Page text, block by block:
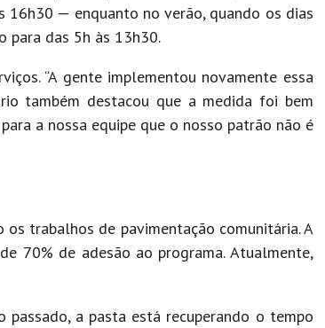
— enquanto no verão, quando os dias
para das 5h às 13h30.
“A gente implementou novamente essa
também destacou que a medida foi bem
a nossa equipe que o nosso patrão não é
trabalhos de pavimentação comunitária. A
70% de adesão ao programa. Atualmente,
passado, a pasta está recuperando o tempo